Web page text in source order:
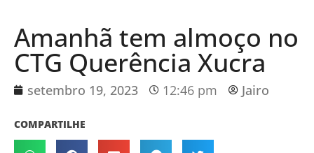
Amanhã tem almoço no
CTG Querência Xucra
setembro 19, 2023 12:46 pm Jairo
COMPARTILHE